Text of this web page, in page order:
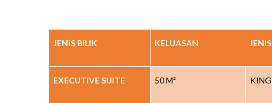
JENIS BILIK KELUASAN
EXECUTIVE SUITE 50 M² KING